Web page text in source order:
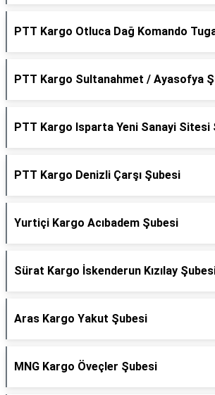
PTT Kargo Otluca Dağ Komando
PTT Kargo Sultanahmet / Ayasofya
PTT Kargo Isparta Yeni Sanayi Sitesi
PTT Kargo Denizli Çarşı Şubesi
Yurtiçi Kargo Acıbadem Şubesi
Sürat Kargo İskenderun Kızılay
Aras Kargo Yakut Şubesi
MNG Kargo Öveçler Şubesi